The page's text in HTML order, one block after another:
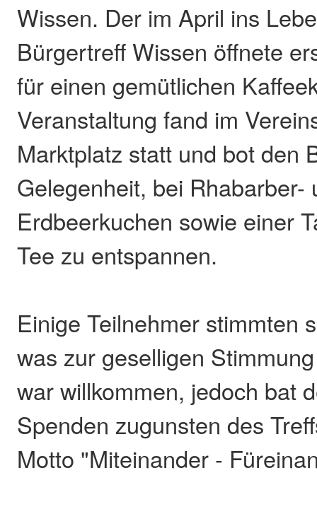
Wissen. Der im April ins
Bürgertreff Wissen öffnete
für einen gemütlichen
Veranstaltung fand im
Marktplatz statt und bot den
Gelegenheit, bei Rhabarber-
Erdbeerkuchen sowie einer
Tee zu entspannen.
Einige Teilnehmer stimmten
was zur geselligen
war willkommen, jedoch bat
Spenden zugunsten des
Motto "Miteinander -